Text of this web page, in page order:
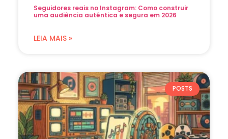
Seguidores reais no Instagram: Como construir
uma audiência autêntica e segura em 2026
LEIA MAIS »
POSTS